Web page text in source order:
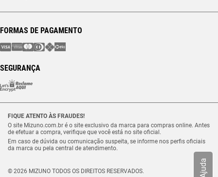
Ajuda
FORMAS DE PAGAMENTO
SEGURANÇA
FIQUE ATENTO ÀS FRAUDES!
O site Mizuno.com.br é o site exclusivo da marca para compras online. Antes
de efetuar a compra, verifique que você está no site oficial.
Em caso de dúvida ou comunicação suspeita, se informe nos perfis oficiais
da marca ou pela central de atendimento.
© 2026 MIZUNO TODOS OS DIREITOS RESERVADOS.